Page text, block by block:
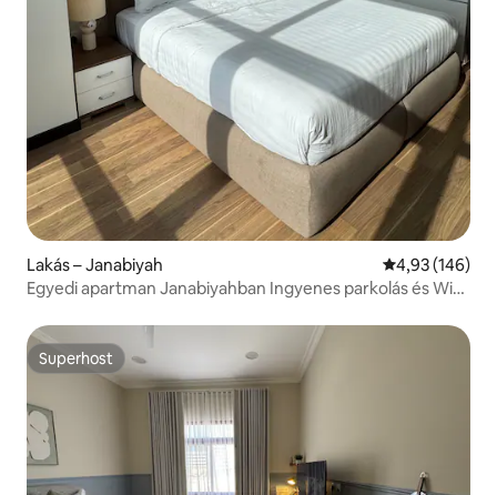
Lakás – Janabiyah Átlagos
4,93 (146)
Egyedi apartman Janabiyahban Ingyenes parkolás és Wi-
Superhost
Superhost